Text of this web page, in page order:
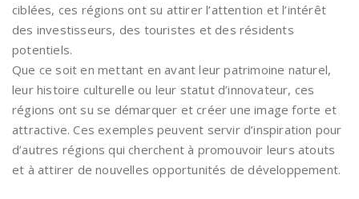
ciblées, ces régions ont su attirer l’attention et l’intérêt
des investisseurs, des touristes et des résidents
potentiels.
Que ce soit en mettant en avant leur patrimoine naturel,
leur histoire culturelle ou leur statut d’innovateur, ces
régions ont su se démarquer et créer une image forte et
attractive. Ces exemples peuvent servir d’inspiration pour
d’autres régions qui cherchent à promouvoir leurs atouts
et à attirer de nouvelles opportunités de développement.